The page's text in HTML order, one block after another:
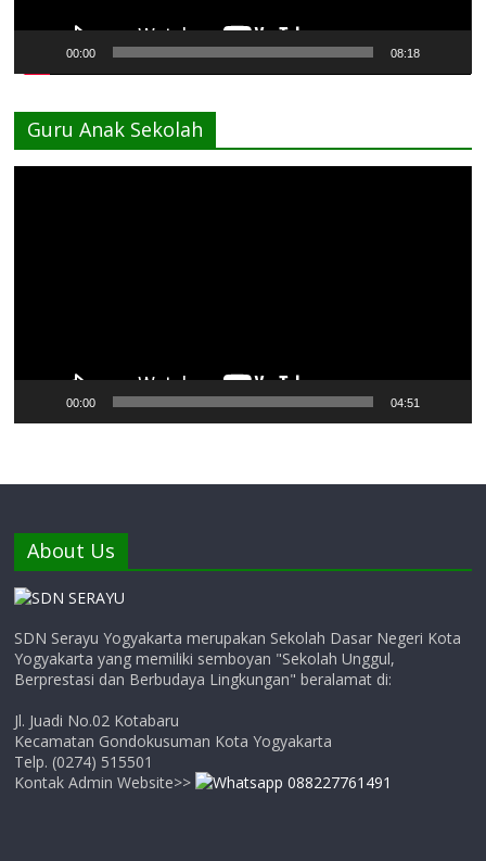
00:00 08:18
Guru Anak Sekolah
00:00 04:51
About Us
SDN Serayu Yogyakarta merupakan Sekolah Dasar Negeri Kota
Yogyakarta yang memiliki semboyan "Sekolah Unggul,
Berprestasi dan Berbudaya Lingkungan" beralamat di:
Jl. Juadi No.02 Kotabaru
Kecamatan Gondokusuman Kota Yogyakarta
Telp. (0274) 515501
Kontak Admin Website>>